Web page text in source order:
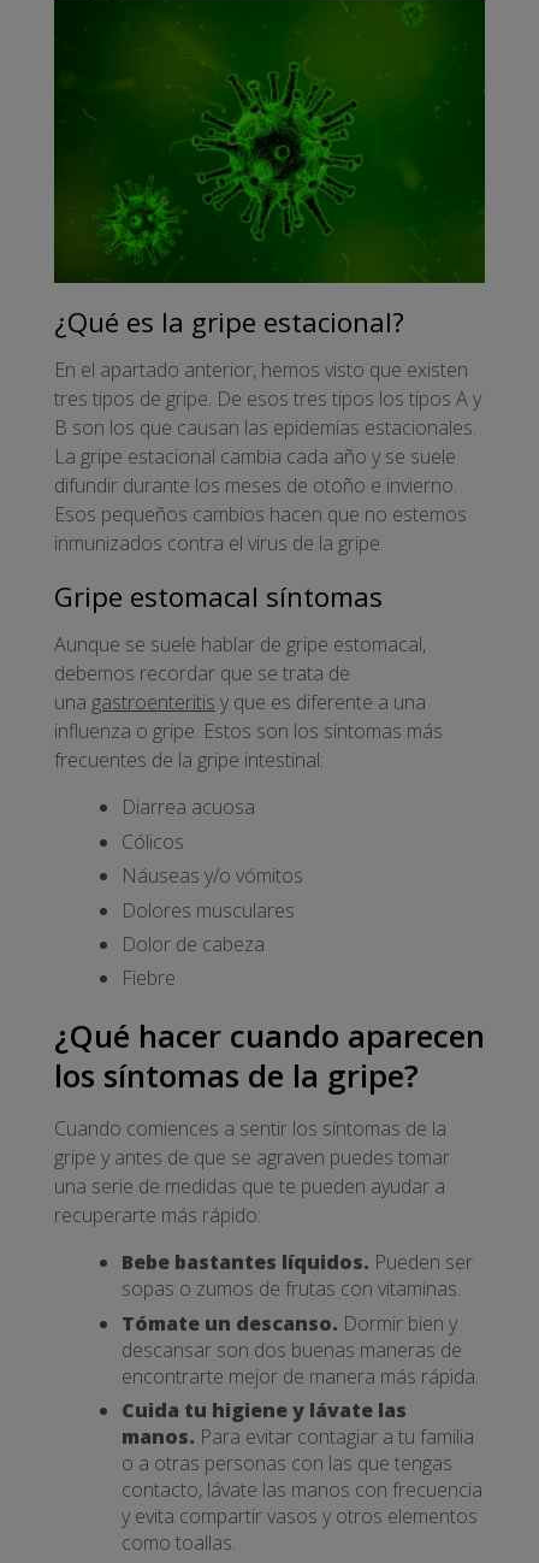
¿Qué es la gripe estacional?
En el apartado anterior, hemos visto que existen
tres tipos de gripe. De esos tres tipos los tipos A y
B son los que causan las epidemias estacionales.
La gripe estacional cambia cada año y se suele
difundir durante los meses de otoño e invierno.
Esos pequeños cambios hacen que no estemos
inmunizados contra el virus de la gripe.
Gripe estomacal síntomas
Aunque se suele hablar de gripe estomacal,
debemos recordar que se trata de
una gastroenteritis y que es diferente a una
influenza o gripe. Estos son los síntomas más
frecuentes de la gripe intestinal:
Diarrea acuosa
Cólicos
Náuseas y/o vómitos
Dolores musculares
Dolor de cabeza
Fiebre
¿Qué hacer cuando aparecen
los síntomas de la gripe?
Cuando comiences a sentir los síntomas de la
gripe y antes de que se agraven puedes tomar
una serie de medidas que te pueden ayudar a
recuperarte más rápido:
Bebe bastantes líquidos. Pueden ser
sopas o zumos de frutas con vitaminas.
Tómate un descanso. Dormir bien y
descansar son dos buenas maneras de
encontrarte mejor de manera más rápida.
Cuida tu higiene y lávate las
manos. Para evitar contagiar a tu familia
o a otras personas con las que tengas
contacto, lávate las manos con frecuencia
y evita compartir vasos y otros elementos
como toallas.